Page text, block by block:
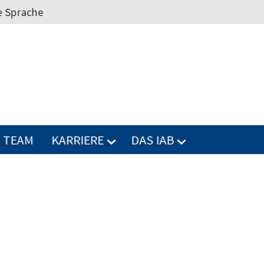
Sprache
TEAM KARRIERE DAS IAB